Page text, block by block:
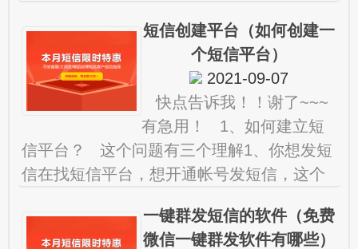
信怎么
短信创建平台（如何创建一
个短信平台）
2021-09-07
快点告诉我！！谢了~~~
有急用！ 1、如何建立短
信平台？ 这个问题有三个理解1、你想发短
信在找短信平台，想开通帐号发短信，这个
找靠谱的也不少，什一键群发短信的软件（免费
微信一键群发软件有哪些）